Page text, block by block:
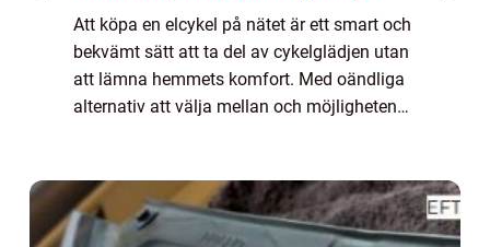
Att köpa en elcykel på nätet är ett smart och
bekvämt sätt att ta del av cykelglädjen utan
att lämna hemmets komfort. Med oändliga
alternativ att välja mellan och möjligheten